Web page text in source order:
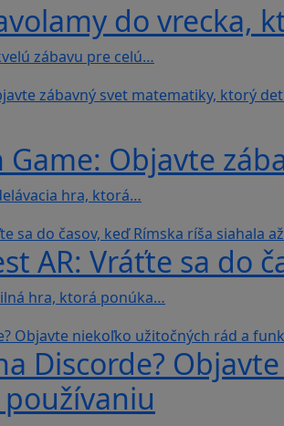
do vrecka,
zábavu pre celú…
Game: Objavte
hra, ktorá…
AR: Vráťte sa do
hra, ktorá ponúka…
Discorde?